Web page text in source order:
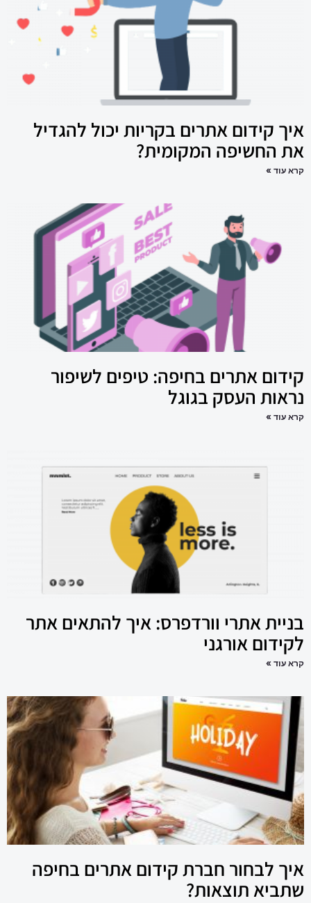
איך קידום אתרים בקריות יכול להגדיל
את החשיפה המקומית?
קרא עוד »
קידום אתרים בחיפה: טיפים לשיפור
נראות העסק בגוגל
קרא עוד »
בניית אתרי וורדפרס: איך להתאים אתר
לקידום אורגני
קרא עוד »
איך לבחור חברת קידום אתרים בחיפה
שתביא תוצאות?